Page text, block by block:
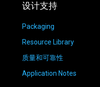
设计支持
Packaging
Resource Library
质量和可靠性
Application Notes